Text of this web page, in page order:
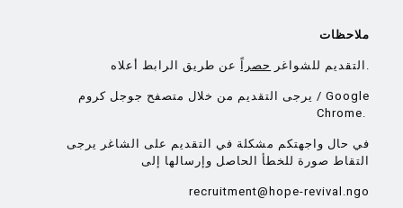
ملاحظات
التقديم للشواغر حصراً
عن طريق الرابط أعلاه.
يرجى التقديم من خلال متصفح جوجل كروم / Google
Chrome.
في حال واجهتكم مشكلة في التقديم على الشاغر يرجى
التقاط صورة للخطأ الحاصل وإرسالها إلى
recruitment@hope-revival.ngo